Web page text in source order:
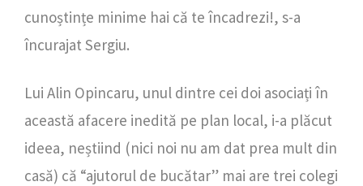
cunoștințe minime hai că te încadrezi!, s-a
încurajat Sergiu.
Lui Alin Opincaru, unul dintre cei doi asociați în
această afacere inedită pe plan local, i-a plăcut
ideea, neștiind (nici noi nu am dat prea mult din
casă) că “ajutorul de bucătar” mai are trei colegi